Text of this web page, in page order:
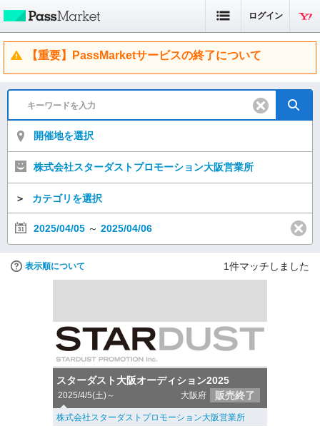
ログイン
【重要】PassMarketサービスの終了について
開催地を選択
株式会社スターダストプロモーション大阪営業所
＞ カテゴリを選択
2025/04/05 ～ 2025/04/06
表示順について 1件マッチしました
スターダスト大阪オーディション2025
2025/4/5(土)～ 大阪府 販売終了
株式会社スターダストプロモーション大阪営業所